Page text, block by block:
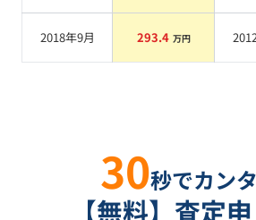
2018年9月 293.4 万円
30秒でカン
【無料】査定